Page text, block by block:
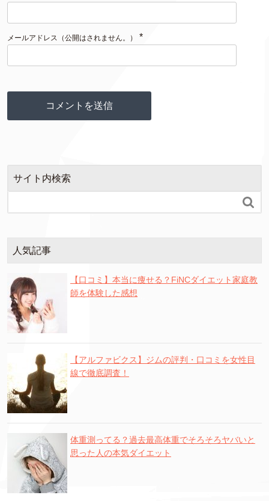
メールアドレス（公開はされません。） *
サイト内検索

人気記事
【口コミ】本当に痩せる？FiNCダイエット家庭教
師を体験した感想
【アルファビクス】ジムの評判・口コミを女性目
線で徹底調査！
体重測ってる？過去最高体重でそろそろヤバいと
思った人の本気ダイエット